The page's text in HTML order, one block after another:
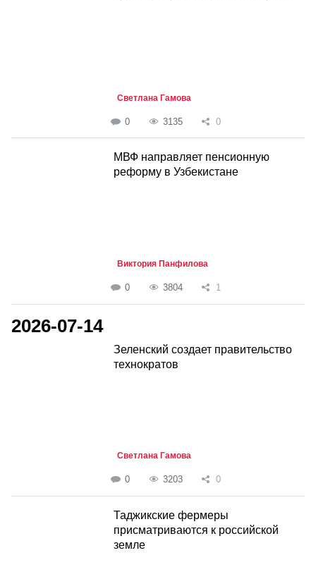
Светлана Гамова
0 3135 0
МВФ направляет пенсионную
реформу в Узбекистане
Виктория Панфилова
0 3804 1
2026-07-14
Зеленский создает правительство
технократов
Светлана Гамова
0 3203 0
Таджикские фермеры
присматриваются к российской
земле